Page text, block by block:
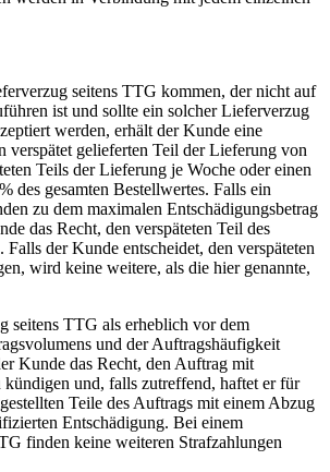
seitens TTG kommen, der nicht auf
ist und sollte ein solcher Lieferverzug
werden, erhält der Kunde eine
verspätet gelieferten Teil der Lieferung von
Teils der Lieferung je Woche oder einen
des gesamten Bestellwertes. Falls ein
zu dem maximalen Entschädigungsbetrag
das Recht, den verspäteten Teil des
der Kunde entscheidet, den verspäteten
wird keine weitere, als die hier genannte,
seitens TTG als erheblich vor dem
und der Auftragshäufigkeit
Kunde das Recht, den Auftrag mit
und, falls zutreffend, haftet er für
Teile des Auftrags mit einem Abzug
Entschädigung. Bei einem
finden keine weiteren Strafzahlungen